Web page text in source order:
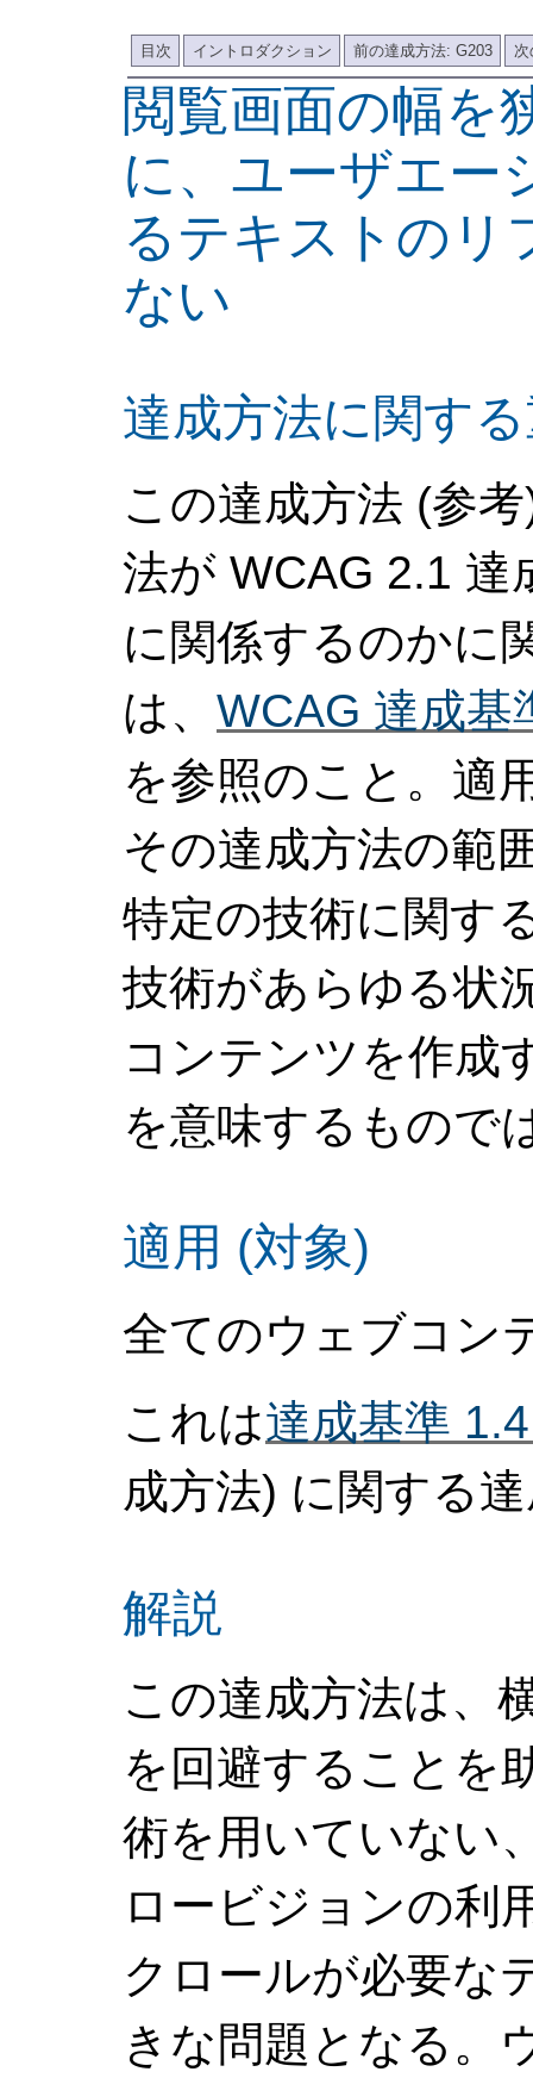
目次 イントロダクション 前の達成方法: G203
閲覧画面の幅を
に、ユーザエー
るテキストのリ
ない
達成方法に関す
この達成方法 (参
法が WCAG 2.1 達
に関係するのかに
は、 WCAG 達成基
を参照のこと。適
その達成方法の範
特定の技術に関す
技術があらゆる状
コンテンツを作成
を意味するもので
適用 (対象)
全てのウェブコン
これは達成基準
成方法) に関する
解説
この達成方法は、
を回避することを
術を用いていない
ロービジョンの利
クロールが必要な
きな問題となる。